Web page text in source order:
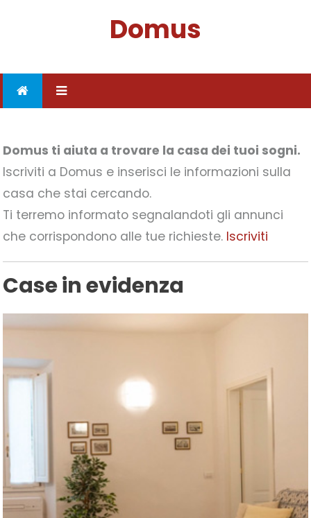
Domus
Domus ti aiuta a trovare la casa dei tuoi sogni.
Iscriviti a Domus e inserisci le informazioni sulla
casa che stai cercando.
Ti terremo informato segnalandoti gli annunci
che corrispondono alle tue richieste. Iscriviti
Case in evidenza